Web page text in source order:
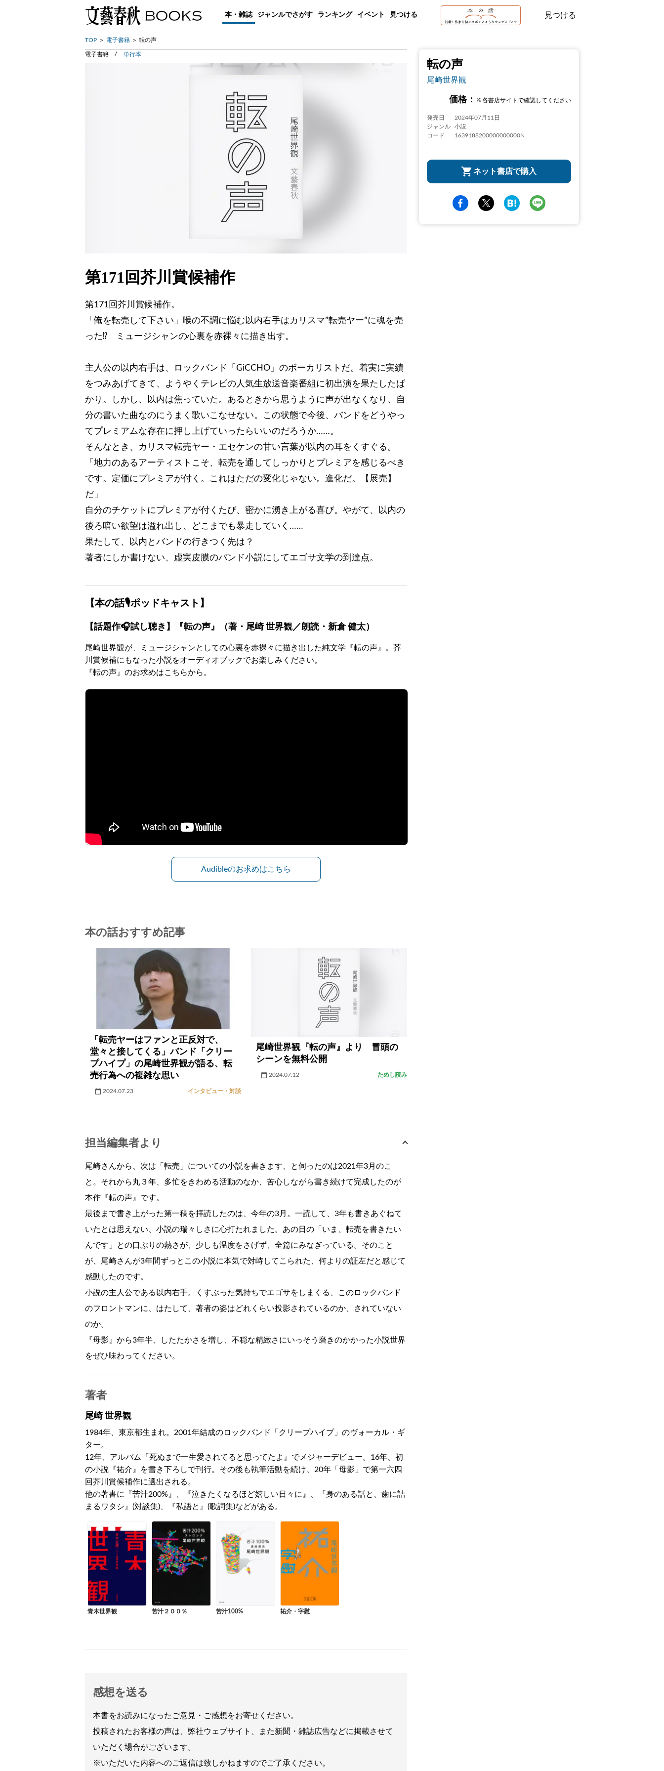
本・雑誌 ジャンルでさがす ランキング イベント 見つける 見つける
TOP 電子書籍 転の声
転の声
尾崎世界観
価格： ※各書店サイトで確認してください
発売日
2024年07月11日
ジャンル
小説
コード
1639188200000000000N
ネット書店で購入
電子書籍 単行本
第171回芥川賞候補作
第171回芥川賞候補作。
「俺を転売して下さい」喉の不調に悩む以内右手はカリスマ”転売ヤー”に魂を売
った⁉ ミュージシャンの心裏を赤裸々に描き出す。
主人公の以内右手は、ロックバンド「GiCCHO」のボーカリストだ。着実に実績
をつみあげてきて、ようやくテレビの人気生放送音楽番組に初出演を果たしたば
かり。しかし、以内は焦っていた。あるときから思うように声が出なくなり、自
分の書いた曲なのにうまく歌いこなせない。この状態で今後、バンドをどうやっ
てプレミアムな存在に押し上げていったらいいのだろうか……。
そんなとき、カリスマ転売ヤー・エセケンの甘い言葉が以内の耳をくすぐる。
「地力のあるアーティストこそ、転売を通してしっかりとプレミアを感じるべき
です。定価にプレミアが付く。これはただの変化じゃない。進化だ。【展売】
だ」
自分のチケットにプレミアが付くたび、密かに湧き上がる喜び。やがて、以内の
後ろ暗い欲望は溢れ出し、どこまでも暴走していく……
果たして、以内とバンドの行きつく先は？
著者にしか書けない、虚実皮膜のバンド小説にしてエゴサ文学の到達点。
【本の話🎙ポッドキャスト】
【話題作🎧試し聴き】『転の声』（著・尾崎 世界観／朗読・新倉 健太）
尾崎世界観が、ミュージシャンとしての心裏を赤裸々に描き出した純文学『転の声』。芥
川賞候補にもなった小説をオーディオブックでお楽しみください。
『転の声』のお求めはこちらから。
Audibleのお求めはこちら
本の話おすすめ記事
「転売ヤーはファンと正反対で、
堂々と接してくる」バンド「クリー
プハイプ」の尾崎世界観が語る、転
売行為への複雑な思い
2024.07.23 インタビュー・対談
尾崎世界観『転の声』より 冒頭の
シーンを無料公開
2024.07.12 ためし読み
担当編集者より
尾崎さんから、次は「転売」についての小説を書きます、と伺ったのは2021年3月のこ
と。それから丸３年、多忙をきわめる活動のなか、苦心しながら書き続けて完成したのが
本作『転の声』です。
最後まで書き上がった第一稿を拝読したのは、今年の3月。一読して、3年も書きあぐねて
いたとは思えない、小説の瑞々しさに心打たれました。あの日の「いま、転売を書きたい
んです」との口ぶりの熱さが、少しも温度をさげず、全篇にみなぎっている。そのこと
が、尾崎さんが3年間ずっとこの小説に本気で対峙してこられた、何よりの証左だと感じて
感動したのです。
小説の主人公である以内右手。くすぶった気持ちでエゴサをしまくる、このロックバンド
のフロントマンに、はたして、著者の姿はどれくらい投影されているのか、されていない
のか。
『母影』から3年半、したたかさを増し、不穏な精緻さにいっそう磨きのかかった小説世界
をぜひ味わってください。
著者
尾崎 世界観
1984年、東京都生まれ。2001年結成のロックバンド「クリープハイプ」のヴォーカル・ギ
ター。
12年、アルバム『死ぬまで一生愛されてると思ってたよ』でメジャーデビュー。16年、初
の小説『祐介』を書き下ろしで刊行。その後も執筆活動を続け、20年「母影」で第一六四
回芥川賞候補作に選出される。
他の著書に『苦汁200%』、『泣きたくなるほど嬉しい日々に』、『身のある話と、歯に詰
まるワタシ』(対談集)、『私語と』(歌詞集)などがある。
青木世界観 苦汁２００％ 苦汁100% 祐介・字慰
感想を送る
本書をお読みになったご意見・ご感想をお寄せください。
投稿されたお客様の声は、弊社ウェブサイト、また新聞・雑誌広告などに掲載させて
いただく場合がございます。
※いただいた内容へのご返信は致しかねますのでご了承ください。